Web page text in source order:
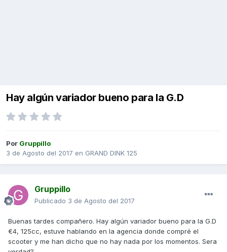
Hay algún variador bueno para la G.D
Por Gruppillo
3 de Agosto del 2017 en GRAND DINK 125
Gruppillo
Publicado 3 de Agosto del 2017
Buenas tardes compañero. Hay algún variador bueno para la G.D
€4, 125cc, estuve hablando en la agencia donde compré el
scooter y me han dicho que no hay nada por los momentos. Sera